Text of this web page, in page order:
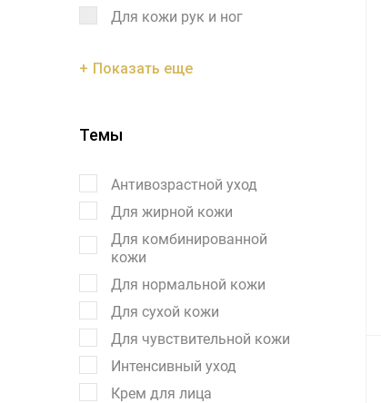
Для кожи рук и ног
Показать еще
Темы
Антивозрастной уход
Для жирной кожи
Для комбинированной
кожи
Для нормальной кожи
Для сухой кожи
Для чувствительной кожи
Интенсивный уход
Крем для лица